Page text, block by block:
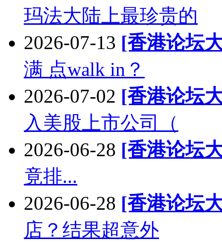
玛法大陆上最珍贵的
2026-07-13 [香港论坛
满 点walk in？
2026-07-02 [香港论坛
入美股上市公司（
2026-06-28 [香港论坛
竟排...
2026-06-28 [香港论坛
店？结果超意外